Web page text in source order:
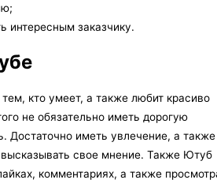
интересным заказчику.
тем, кто умеет, а также любит красиво
не обязательно иметь дорогую
Достаточно иметь увлечение, а также
свое мнение. Также Ютуб
комментариях, а также